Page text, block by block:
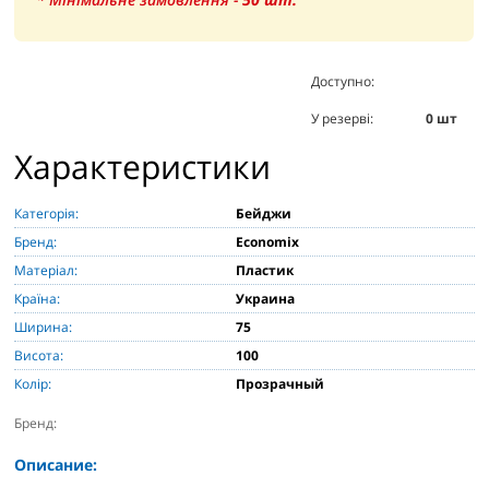
Доступно:
У резерві:
0шт
Характеристики
Категорія:
Бейджи
Бренд:
Economiх
Матеріал:
Пластик
Країна:
Украина
Ширина:
75
Висота:
100
Колір:
Прозрачный
Бренд:
Описание: